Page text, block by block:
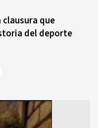
clausura que
del deporte